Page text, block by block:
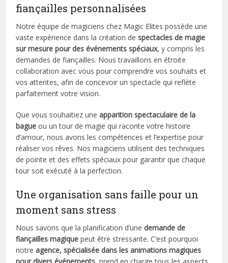
fiançailles personnalisées
Notre équipe de magiciens chez Magic Elites possède une
vaste expérience dans la création despectacles de magie
sur mesure pour des événements spéciaux, y compris les
demandes de fiançailles. Nous travaillons en étroite
collaboration avec vous pour comprendre vos souhaits et
vos attentes, afin de concevoir un spectacle qui reflète
parfaitement votre vision.
Que vous souhaitiez uneapparition spectaculaire de la
bague ou un tour de magie qui raconte votre histoire
d’amour, nous avons les compétences et l’expertise pour
réaliser vos rêves. Nos magiciens utilisent des techniques
de pointe et des effets spéciaux pour garantir que chaque
tour soit exécuté à la perfection.
Une organisation sans faille pour un
moment sans stress
Nous savons que la planification d’unedemande de
fiançailles magique peut être stressante. C’est pourquoi
notreagence, spécialisée dans les animations magiques
pour divers événements, prend en charge tous les aspects